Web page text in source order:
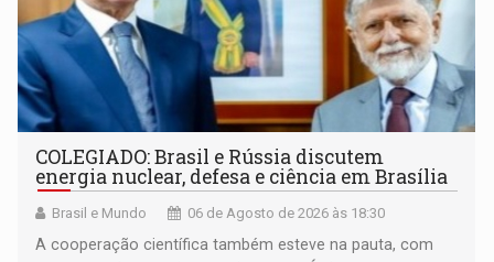
COLEGIADO: Brasil e Rússia discutem
energia nuclear, defesa e ciência em Brasília
Brasil e Mundo 06 de Agosto de 2026 às 18:30
A cooperação científica também esteve na pauta, com